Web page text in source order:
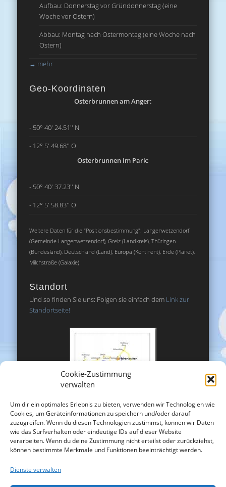
Cookie-Zustimmung
verwalten
Um dir ein optimales Erlebnis zu bieten, verwenden wir Technologien wie
Cookies, um Geräteinformationen zu speichern und/oder darauf
zuzugreifen. Wenn du diesen Technologien zustimmst, können wir Daten
wie das Surfverhalten oder eindeutige IDs auf dieser Website
verarbeiten. Wenn du deine Zustimmung nicht erteilst oder zurückziehst,
können bestimmte Merkmale und Funktionen beeinträchtigt werden.
Dienste verwalten
Aufbau: Donnerstag vor Gründonnerstag (eine
Woche vor Ostern)
Abbau: Montag nach Ostermontag (eine Woche nach
Ostern)
→ mehr
Geo-Koordinaten
Osterbrunnen am Anger:
- 50° 40' 24.51'' N
- 12° 5' 49.68'' O
Osterbrunnen im Park:
- 50° 40' 37.23'' N
- 12° 5' 58.83'' O
Weitere Daten für die "Positionsbestimmung": Langenwetzendorf
(Gemeinde Langenwetzendorf), Greiz (Landkreis), Thüringen
(Bundesland), Deutschland (Land), Europa (Kontinent), Erde (Planet),
Milchstraße (Galaxie)
Standort
Und so finden Sie uns: Folgen sie einfach dem Link zur
Standortseite!